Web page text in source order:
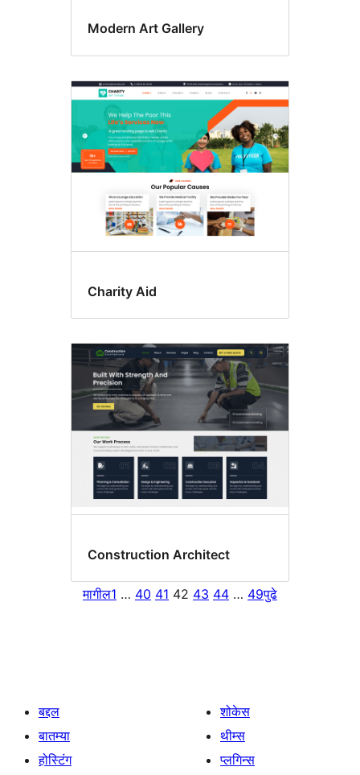
Modern Art Gallery
Charity Aid
Construction Architect
मागील1 … 40 41 42 43 44 … 49पुढे
बद्दल
बातम्या
होस्टिंग
शोकेस
थीम्स
प्लगिन्स